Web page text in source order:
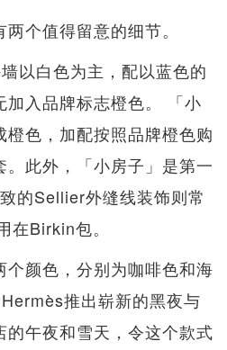
个值得留意的细节。
以白色为主，配以蓝色的
入品牌标志橙色。 「小
橙色，加配按照品牌橙色购
此外，「小房子」是第一
的Sellier外缝线装饰则常
在Birkin包。
个颜色，分别为咖啡色和海
推出崭新的黑夜与
的午夜和雪天，令这个款式